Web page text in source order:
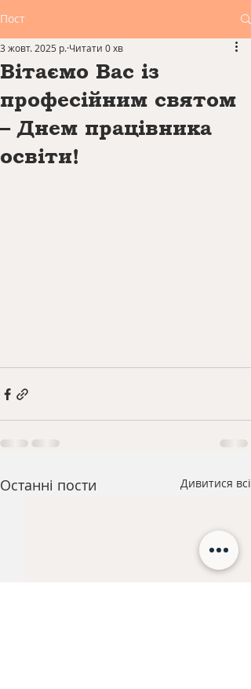
Пост
Вітаємо Вас із
професійним святом
– Днем працівника
освіти!
3 жовт. 2025 р. Читати 0 хв
Останні пости Дивитися всі